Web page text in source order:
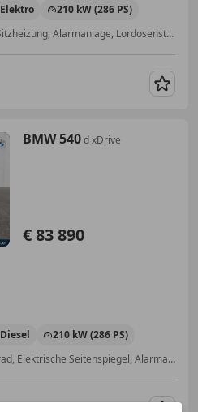
Elektro
210 kW (286 PS)
ABS, USB, Notbremsassistent, Sitzheizung, Alarmanlage, Lordosenstütze, Zentralverriegelung, Alufelgen
BMW 540d xDrive
€ 83 890
Diesel
210 kW (286 PS)
Panoramadach, Sportpaket, Allrad, Elektrische Seitenspiegel, Alarmanlage, USB, ABS, Soundsystem